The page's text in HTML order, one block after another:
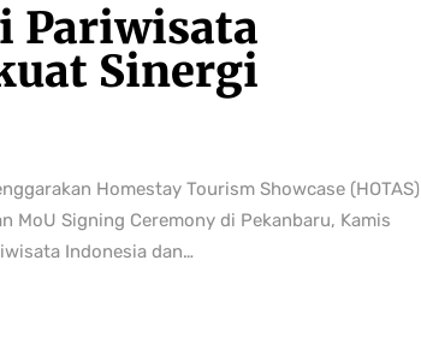
Pariwisata
Sinergi
Homestay Tourism Showcase (HOTAS)
Signing Ceremony di Pekanbaru, Kamis
Indonesia dan…